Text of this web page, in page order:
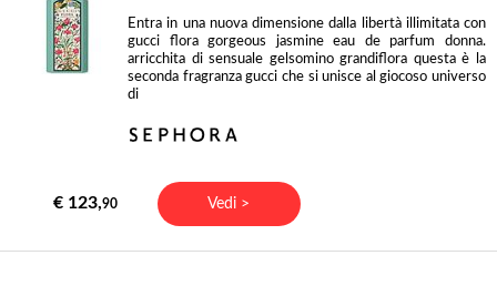
Entra in una nuova dimensione dalla libertà illimitata con
gucci flora gorgeous jasmine eau de parfum donna.
arricchita di sensuale gelsomino grandiflora questa è la
seconda fragranza gucci che si unisce al giocoso universo
di
€ 123,90 Vedi >